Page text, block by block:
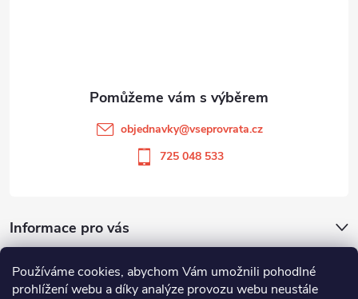
Používáme cookies, abychom Vám umožnili pohodlné
prohlížení webu a díky analýze provozu webu neustále
objednavky@vseprovrata.cz
725 048 533
Informace pro vás
Odstoupit od smlouvy